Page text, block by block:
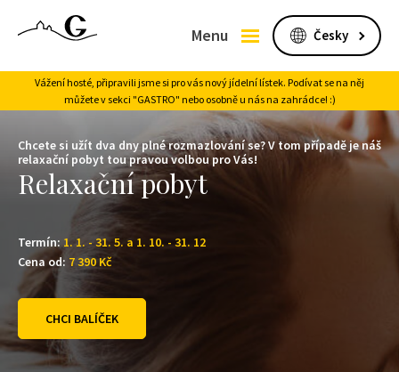
Menu
Vážení hosté, připravili jsme si pro vás nový jídelní lístek. Podívat se na něj
můžete v sekci "GASTRO" nebo osobně u nás na zahrádce! :)
Chcete si užít dva dny plné rozmazlování se? V tom případě je náš
relaxační pobyt tou pravou volbou pro Vás!
Relaxační pobyt
Termín: 1. 1. - 31. 5. a 1. 10. - 31. 12
Cena od: 7 390 Kč
CHCI BALÍČEK